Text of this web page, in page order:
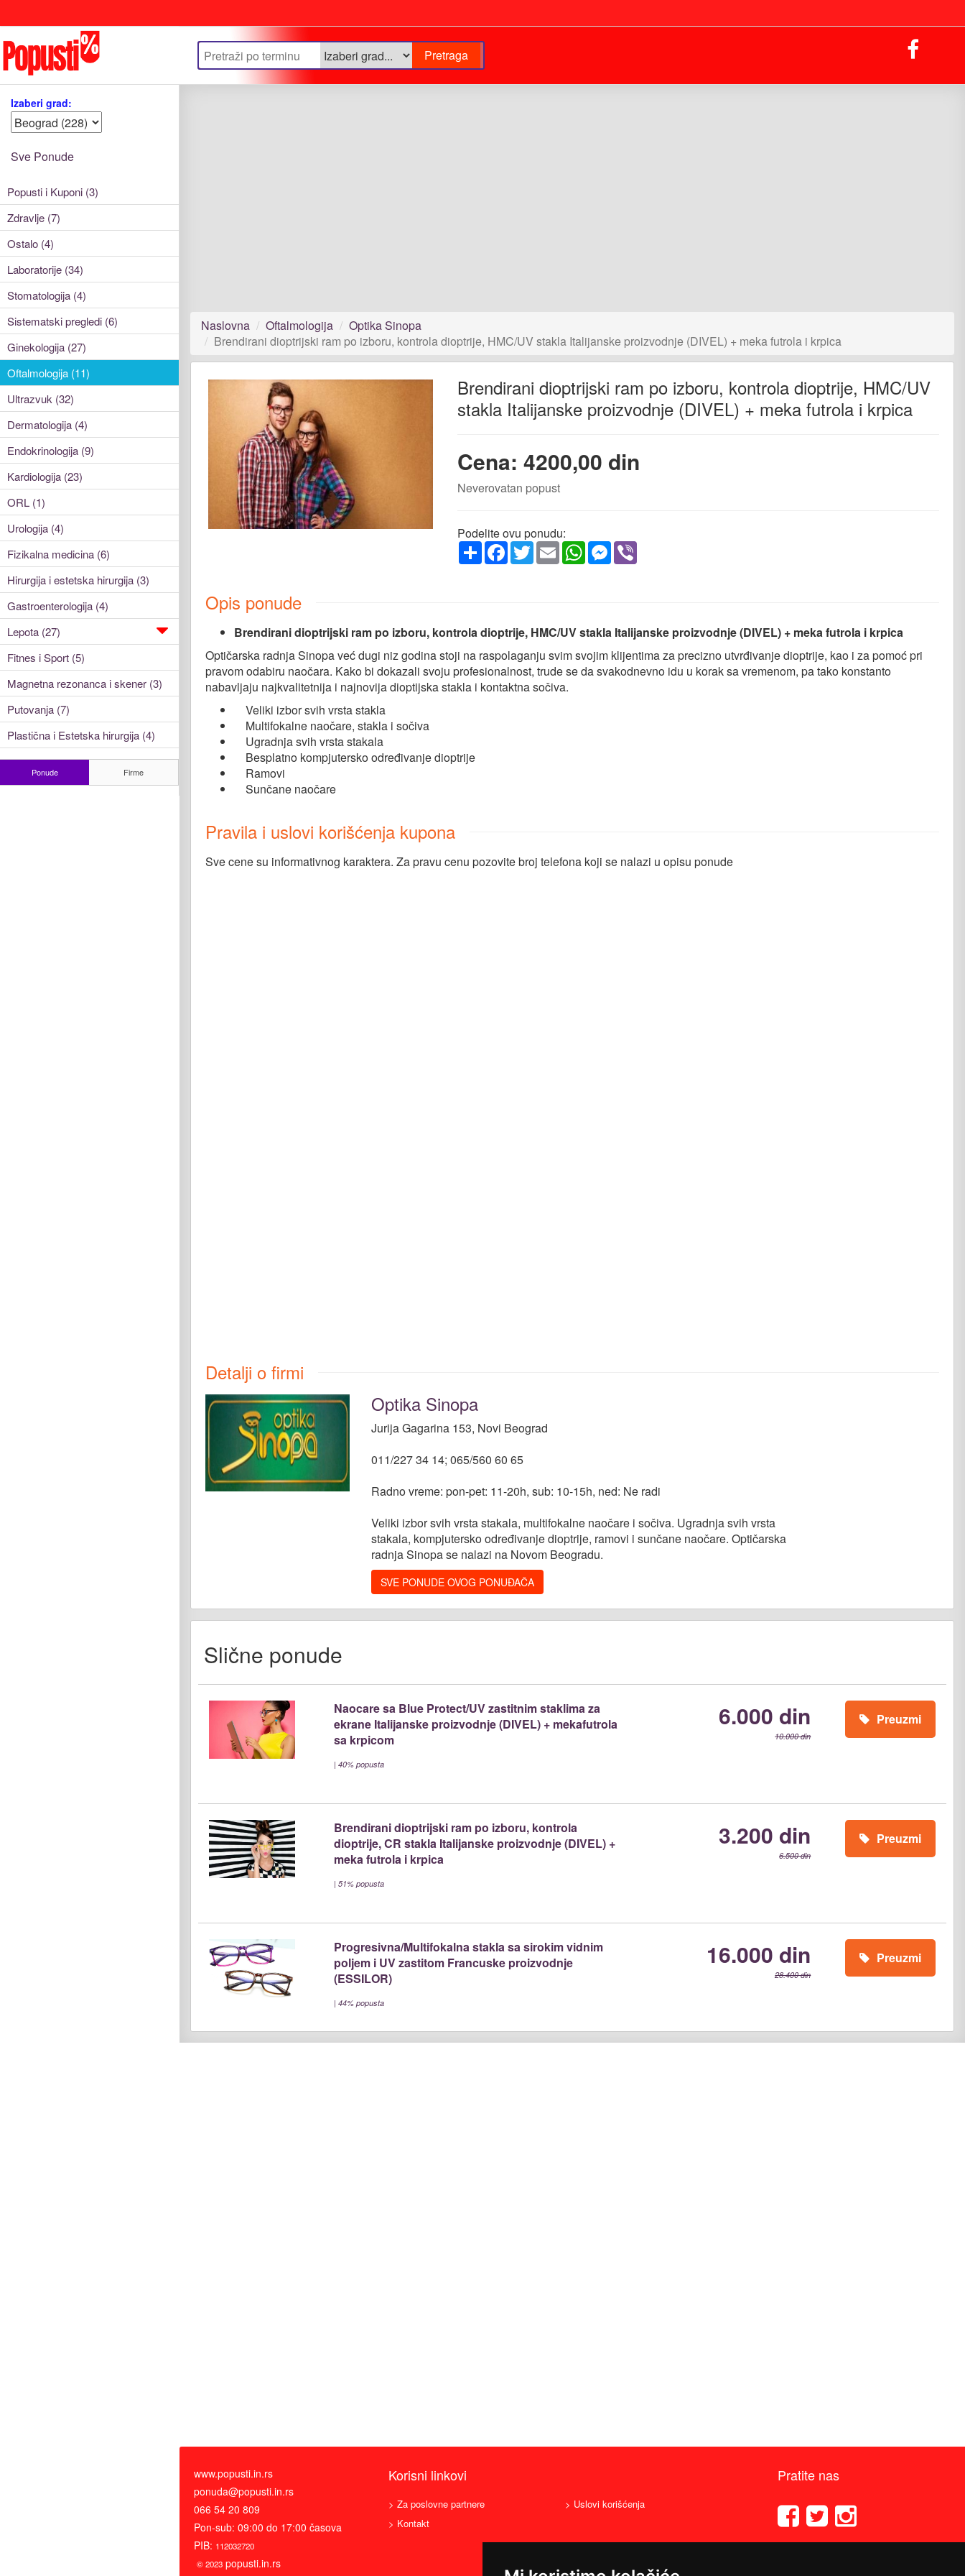
Izaberi grad:
Sve Ponude
Popusti i Kuponi (3)
Zdravlje (7)
Ostalo (4)
Laboratorije (34)
Stomatologija (4)
Sistematski pregledi (6)
Ginekologija (27)
Oftalmologija (11)
Ultrazvuk (32)
Dermatologija (4)
Endokrinologija (9)
Kardiologija (23)
ORL (1)
Urologija (4)
Fizikalna medicina (6)
Hirurgija i estetska hirurgija (3)
Gastroenterologija (4)
Lepota (27)
Fitnes i Sport (5)
Magnetna rezonanca i skener (3)
Putovanja (7)
Plastična i Estetska hirurgija (4)
Ponude Firme
Naslovna Oftalmologija
Optika Sinopa
Brendirani dioptrijski ram po izboru, kontrola dioptrije, HMC/UV stakla Italijanske proizvodnje (DIVEL) + meka futrola i krpica
Brendirani dioptrijski ram po izboru, kontrola dioptrije, HMC/UV
stakla Italijanske proizvodnje (DIVEL) + meka futrola i krpica
Cena: 4200,00 din
Neverovatan popust
Podelite ovu ponudu:
ShareFacebook
TwitterEmailWhatsApp
Messenger
Viber
Opis ponude
Brendirani dioptrijski ram po izboru, kontrola dioptrije, HMC/UV stakla Italijanske proizvodnje (DIVEL) + meka futrola i krpica
Optičarska radnja Sinopa već dugi niz godina stoji na raspolaganju svim svojim klijentima za precizno utvrđivanje dioptrije, kao i za pomoć pri
pravom odabiru naočara. Kako bi dokazali svoju profesionalnost, trude se da svakodnevno idu u korak sa vremenom, pa tako konstanto
nabavljaju najkvalitetnija i najnovija dioptijska stakla i kontaktna sočiva.
Veliki izbor svih vrsta stakla
Multifokalne naočare, stakla i sočiva
Ugradnja svih vrsta stakala
Besplatno kompjutersko određivanje dioptrije
Ramovi
Sunčane naočare
Pravila i uslovi korišćenja kupona
Sve cene su informativnog karaktera. Za pravu cenu pozovite broj telefona koji se nalazi u opisu ponude
Detalji o firmi
Optika Sinopa
Jurija Gagarina 153, Novi Beograd
011/227 34 14; 065/560 60 65
Radno vreme: pon-pet: 11-20h, sub: 10-15h, ned: Ne radi
Veliki izbor svih vrsta stakala, multifokalne naočare i sočiva. Ugradnja svih vrsta
stakala, kompjutersko određivanje dioptrije, ramovi i sunčane naočare. Optičarska
radnja Sinopa se nalazi na Novom Beogradu.
SVE PONUDE OVOG PONUĐAČA
Slične ponude
Naocare sa Blue Protect/UV zastitnim staklima za
ekrane Italijanske proizvodnje (DIVEL) + mekafutrola
sa krpicom
| 40% popusta
6.000 din
10.000 din
Preuzmi
Brendirani dioptrijski ram po izboru, kontrola
dioptrije, CR stakla Italijanske proizvodnje (DIVEL) +
meka futrola i krpica
| 51% popusta
3.200 din
6.500 din
Preuzmi
Progresivna/Multifokalna stakla sa sirokim vidnim
poljem i UV zastitom Francuske proizvodnje
(ESSILOR)
| 44% popusta
16.000 din
28.400 din
Preuzmi
www.popusti.in.rs
ponuda@popusti.in.rs
066 54 20 809
Pon-sub: 09:00 do 17:00 časova
PIB: 112032720
© 2023 popusti.in.rs
Korisni linkovi
> Za poslovne partnere
> Uslovi korišćenja
> Kontakt
Pratite nas